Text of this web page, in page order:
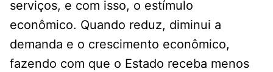
serviços, e com isso, o estímulo
econômico. Quando reduz, diminui a
demanda e o crescimento econômico,
fazendo com que o Estado receba menos